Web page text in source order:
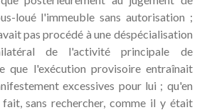
loué l'immeuble sans autorisation ;
pas procédé à une déspécialisation
de l'activité principale de
que l'exécution provisoire entraînait
excessives pour lui ; qu'en
sans rechercher, comme il y était